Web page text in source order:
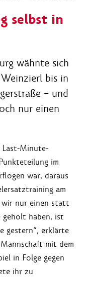
selbst in
wähnte sich
bis in
– und
nur einen
Last-Minute-
im
war, daraus
am
wir nur einen statt
geholt haben, ist
gestern“, erklärte
mit dem
in Folge gegen
ihr zu